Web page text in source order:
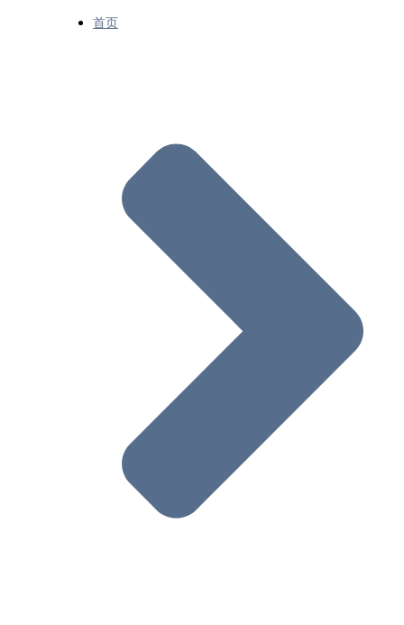
则)
了解站点地图(什么是站点地图Sitemap）
创建和提交站点地图(Sitemap格式规范)
使用站点地图索引文件管理站点地图(拆分
图片站点地图格式和规范
Google新闻站点地图格式和规范
视频站点地图和替代方案(视频站点地图示
如何结合使用站点地图扩展
请求 Google 重新抓取您的网站网址
减慢Googlebot的抓取速度
验证Googlebot和其他Google抓取工具
面向大型网站所有者的抓取预算管理指南
HTTP 状态代码以及网络连接错误和 DNS
误对 Google 搜索有何影响
首页